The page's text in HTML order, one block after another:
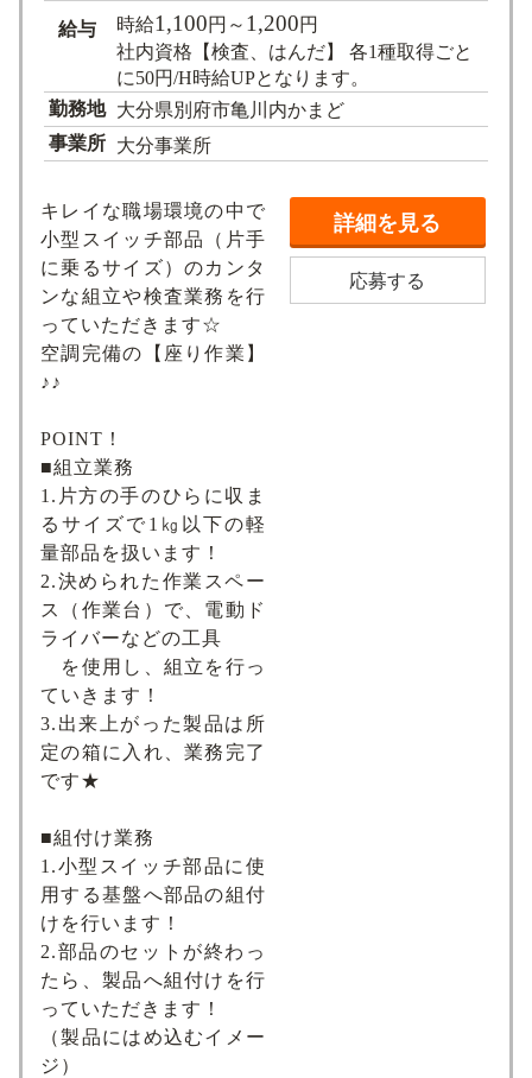
給与 時給1,100円～ 1,200円
社内資格【検査、はんだ】 各1種取得ごと
に50円/H時給UPとなります。
勤務地 大分県別府市亀川内かまど
事業所 大分事業所
キレイな職場環境の中で
小型スイッチ部品（片手
に乗るサイズ）のカンタ
ンな組立や検査業務を行
っていただきます☆
空調完備の【座り作業】
♪♪
POINT！
■組立業務
1.片方の手のひらに収ま
るサイズで1㎏以下の軽
量部品を扱います！
2.決められた作業スペー
ス（作業台）で、電動ド
ライバーなどの工具
を使用し、組立を行っ
ていきます！
3.出来上がった製品は所
定の箱に入れ、業務完了
です★
■組付け業務
1.小型スイッチ部品に使
用する基盤へ部品の組付
けを行います！
2.部品のセットが終わっ
たら、製品へ組付けを行
っていただきます！
（製品にはめ込むイメー
ジ）
詳細を見る
応募する